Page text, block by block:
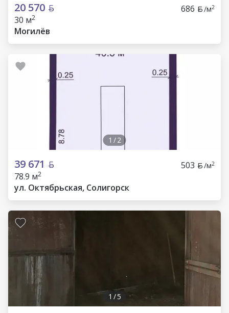
20 570 686 /м2
30 м2
Могилёв
1 /2
39 671 503 /м2
78.9 м2
ул. Октябрьская, Солигорск
1 /5